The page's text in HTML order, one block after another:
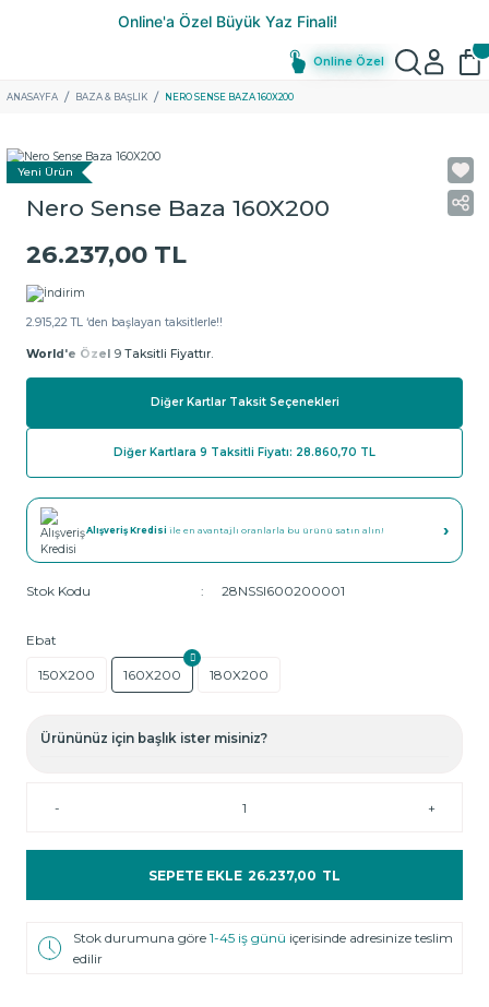
Online Özel
ANASAYFA BAZA & BAŞLIK NERO SENSE BAZA 160X200
Yeni Ürün
Nero Sense Baza 160X200
26.237,00 TL
2.915,22 TL ‘den başlayan taksitlerle!!
World'e Özel 9 Taksitli Fiyattır.
Diğer Kartlar Taksit Seçenekleri
Diğer Kartlara 9 Taksitli Fiyatı: 28.860,70 TL
Alışveriş Kredisi ile en avantajlı oranlarla bu ürünü satın alın! ›
Stok Kodu 28NSSI600200001
Ebat
150X200 160X200 180X200
Ürününüz için başlık ister misiniz?
- +
SEPETE EKLE 26.237,00 TL
Stok durumuna göre1-45 iş günü içerisinde adresinize teslim
edilir